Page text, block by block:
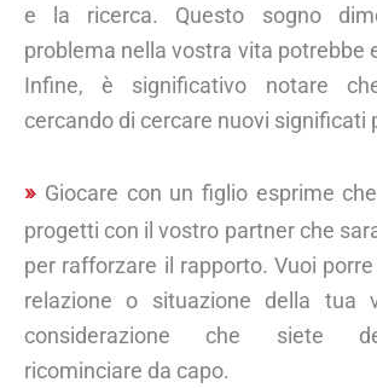
e la ricerca. Questo sogno
problema nella vostra vita potrebbe
Infine, è significativo notare
cercando di cercare nuovi significati
Giocare con un figlio esprime
progetti con il vostro partner che
per rafforzare il rapporto. Vuoi
relazione o situazione della tua
considerazione che siete
ricominciare da capo.